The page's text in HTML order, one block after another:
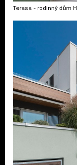
Terasa - rodinný dům HI